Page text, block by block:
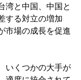
湾と中国、中国と
する対立の増加
市場の成長を促進
いくつかの大手が